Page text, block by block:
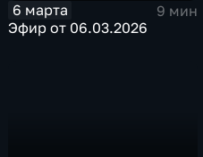
6 марта
9 мин
Эфир от 06.03.2026